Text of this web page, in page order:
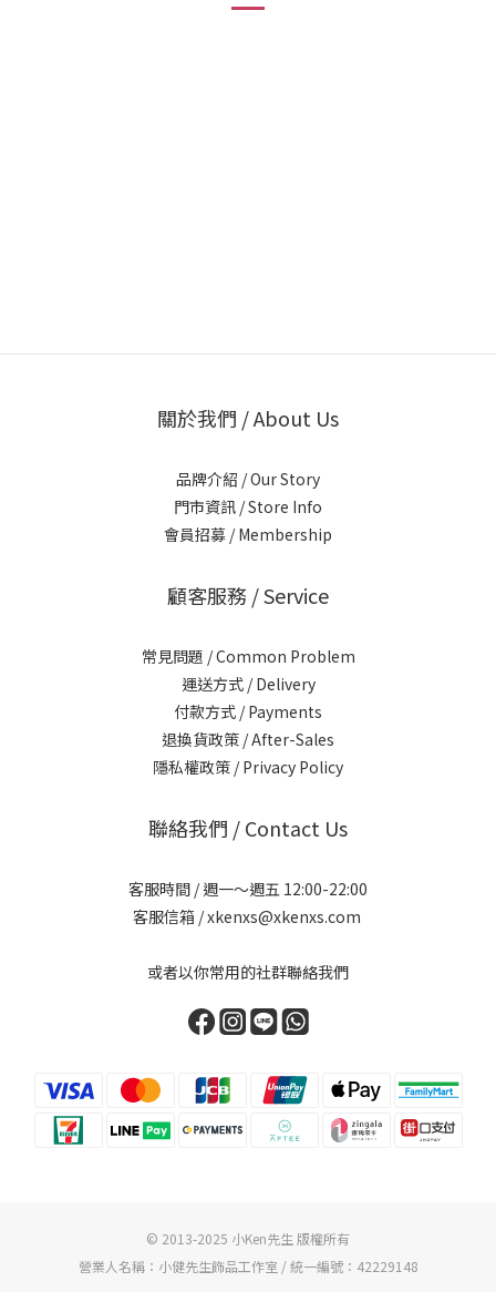
關於我們 / About Us
品牌介紹 / Our Story
門市資訊 / Store Info
會員招募 / Membership
顧客服務 / Service
常見問題 / Common Problem
運送方式 / Delivery
付款方式 / Payments
退換貨政策 / After-Sales
隱私權政策 / Privacy Policy
聯絡我們 / Contact Us
客服時間 / 週一～週五 12:00-22:00
客服信箱 / xkenxs@xkenxs.com
或者以你常用的社群聯絡我們
© 2013-2025 小Ken先生 版權所有
營業人名稱：小健先生飾品工作室 / 統一編號：42229148